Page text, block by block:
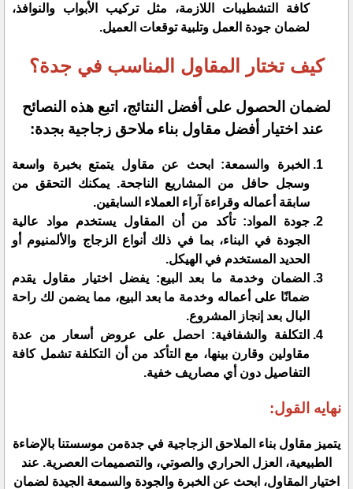
كافة التشطيبات اللازمة، مثل تركيب الأبواب والنوافذ،
لضمان جودة العمل وتلبية توقعات العميل.
كيف تختار المقاول المناسب في جدة؟
لضمان الحصول على أفضل النتائج، اتبع هذه النصائح
عند اختيار أفضل مقاول بناء ملاحق زجاجية بجدة:
الخبرة والسمعة: ابحث عن مقاول يتمتع بخبرة واسعة
وسجل حافل من المشاريع الناجحة. يمكنك التحقق من
سابقة أعماله وقراءة آراء العملاء السابقين.
جودة المواد: تأكد من أن المقاول يستخدم مواد عالية
الجودة في البناء، بما في ذلك أنواع الزجاج والألمنيوم أو
الحديد المستخدم في الهيكل.
الضمان وخدمة ما بعد البيع: يفضل اختيار مقاول يقدم
ضمانًا على أعماله وخدمة ما بعد البيع، مما يضمن لك راحة
البال بعد إنجاز المشروع.
التكلفة والشفافية: احصل على عروض أسعار من عدة
مقاولين وقارن بينها، مع التأكد من أن التكلفة تشمل كافة
التفاصيل دون أي مصاريف خفية.
نهايه القول:
يتميز مقاول بناء الملاحق الزجاجية في جدةمن موسستنا بالإضاءة
الطبيعية، العزل الحراري والصوتي، والتصميمات العصرية. عند
اختيار المقاول، ابحث عن الخبرة والجودة والسمعة الجيدة لضمان